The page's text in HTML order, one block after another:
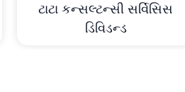
ટાટા કન્સલ્ટન્સી સર્વિસિસ
ડિવિડન્ડ